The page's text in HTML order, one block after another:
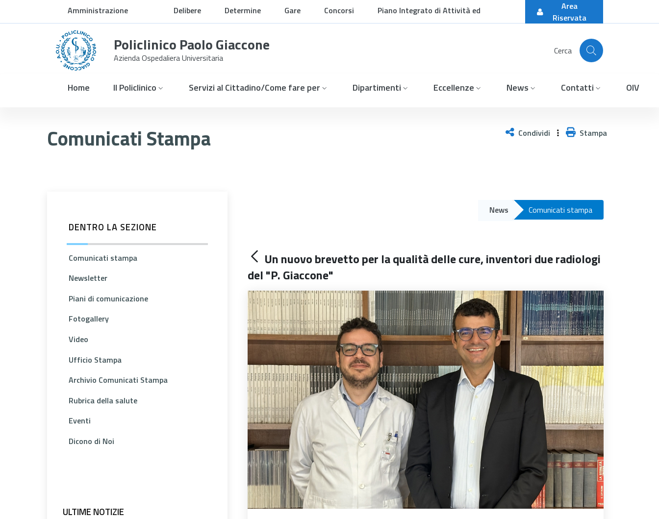
Skip to Main ContentAmministrazione
trasparente
Delibere Determine Gare Concorsi
Piano Integrato di Attività ed
Organizzazione
Area
Riservata
Policlinico Paolo Giaccone
Azienda Ospedaliera Universitaria
Cerca
Home Il Policlinico Servizi al Cittadino/Come fare per Dipartimenti Eccellenze News Contatti OIV
Comunicati Stampa Condividi Stampa
DENTRO LA SEZIONE
Comunicati stampa
Newsletter
Piani di comunicazione
Fotogallery
Video
Ufficio Stampa
Archivio Comunicati Stampa
Rubrica della salute
Eventi
Dicono di Noi
ULTIME NOTIZIE
News Comunicati stampa
Un nuovo brevetto per la qualità delle cure, inventori due radiologi
del "P. Giaccone"